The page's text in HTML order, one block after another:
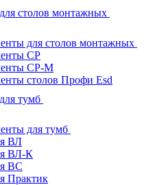
столов монтажных
для столов монтажных
СР
СР-М
столов Профи Esd
тумб
для тумб
ВЛ
ВЛ-К
ВС
Практик